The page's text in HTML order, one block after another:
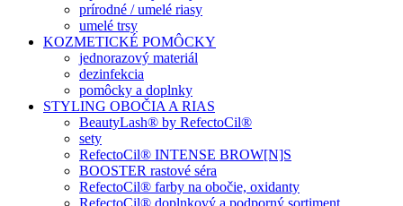
prírodné / umelé riasy
umelé trsy
KOZMETICKÉ POMÔCKY
jednorazový materiál
dezinfekcia
pomôcky a doplnky
STYLING OBOČIA A RIAS
BeautyLash® by RefectoCil®
sety
RefectoCil® INTENSE BROW[N]S
BOOSTER rastové séra
RefectoCil® farby na obočie, oxidanty
RefectoCil® doplnkový a podporný sortiment